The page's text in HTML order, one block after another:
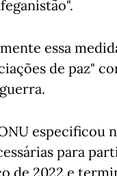
essa
de paz"
especificou
para
de 2022 e